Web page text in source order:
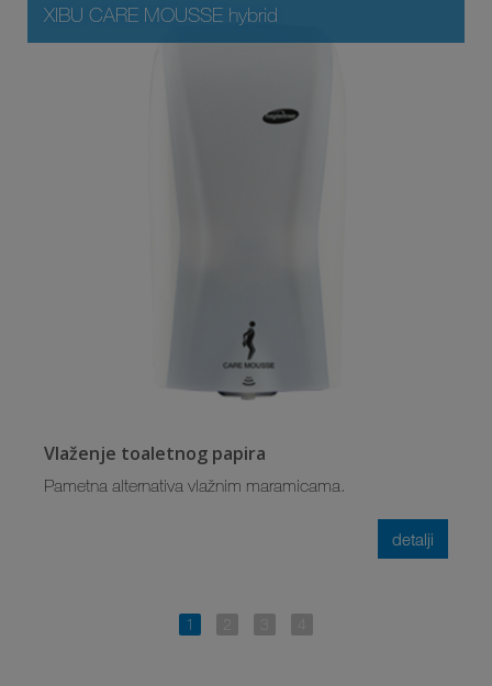
XIBU CARE MOUSSE hybrid
detalji
Vlaženje toaletnog papira
Pametna alternativa vlažnim maramicama.